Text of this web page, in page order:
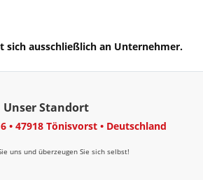
sich ausschließlich an Unternehmer.
Unser Standort
6• 47918 Tönisvorst• Deutschland
uns und überzeugen Sie sich selbst!